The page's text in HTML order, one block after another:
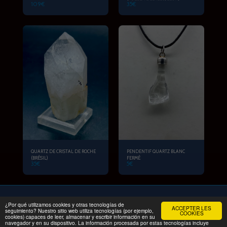
ACCEPTER LES
COOKIES
¿Por qué utilizamos cookies y otras tecnologías de
seguimiento? Nuestro sitio web utiliza tecnologías (por ejemplo,
cookies) capaces de leer, almacenar y escribir información en su
navegador y en su dispositivo. La información procesada por estas tecnologías incluye
109€ 35€
QUARTZ DE CRISTAL DE ROCHE
(BRÉSIL)
35€
PENDENTIF QUARTZ BLANC
FERMÉ
5€
DÉBUT PRODUITS EXCURSION FAMILIALE Plus
Droits d'auteur © 2026 Tous droits réservés -MINERALPRIX